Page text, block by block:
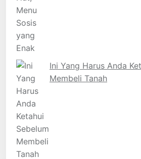
Ini Yang Harus Anda
Membeli Tanah